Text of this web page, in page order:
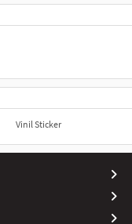
Vinil Sticker